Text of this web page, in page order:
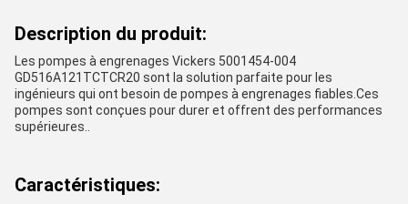
Description du produit:
Les pompes à engrenages Vickers 5001454-004
GD516A121TCTCR20 sont la solution parfaite pour les
ingénieurs qui ont besoin de pompes à engrenages fiables.Ces
pompes sont conçues pour durer et offrent des performances
supérieures..
Caractéristiques: